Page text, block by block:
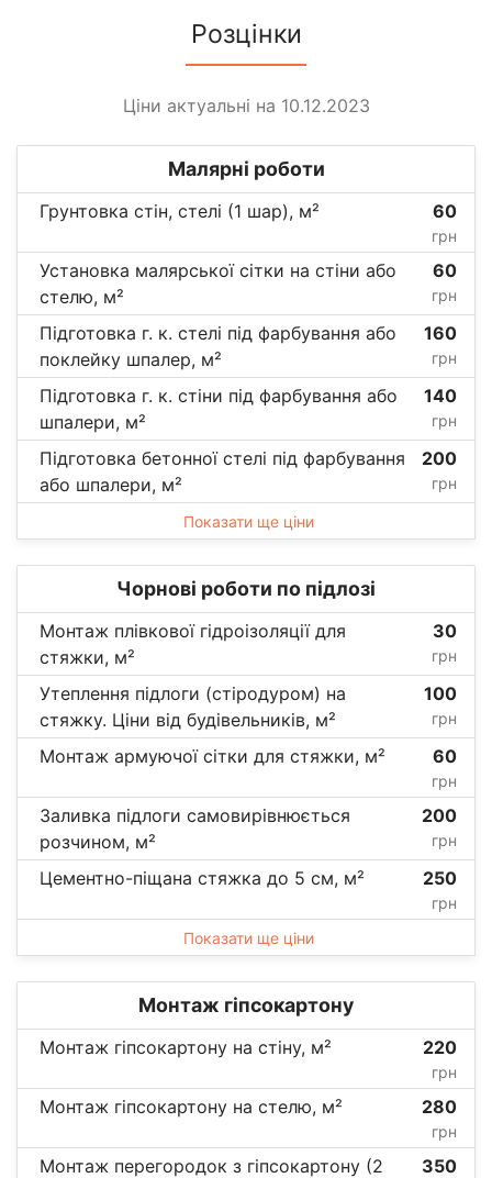
Розцінки
Ціни актуальні на 10.12.2023
Малярні роботи
Грунтовка стін, стелі (1 шар), м² 60
грн
Установка малярської сітки на стіни або
стелю, м²
60
грн
Підготовка г. к. стелі під фарбування або
поклейку шпалер, м²
160
грн
Підготовка г. к. стіни під фарбування або
шпалери, м²
140
грн
Підготовка бетонної стелі під фарбування
або шпалери, м²
200
грн
Показати ще ціни
Чорнові роботи по підлозі
Монтаж плівкової гідроізоляції для
стяжки, м²
30
грн
Утеплення підлоги (стіродуром) на
стяжку. Ціни від будівельників, м²
100
грн
Монтаж армуючої сітки для стяжки, м² 60
грн
Заливка підлоги самовирівнюється
розчином, м²
200
грн
Цементно-піщана стяжка до 5 см, м² 250
грн
Показати ще ціни
Монтаж гіпсокартону
Монтаж гіпсокартону на стіну, м² 220
грн
Монтаж гіпсокартону на стелю, м² 280
грн
Монтаж перегородок з гіпсокартону (2
350